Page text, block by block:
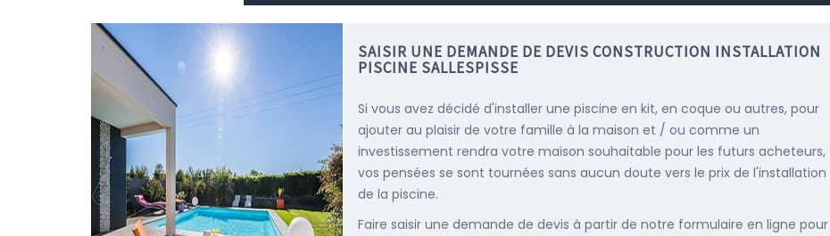
SAISIR UNE DEMANDE DE DEVIS CONSTRUCTION INSTALLATION
PISCINE SALLESPISSE
Si vous avez décidé d'installer une piscine en kit, en coque ou autres, pour
ajouter au plaisir de votre famille à la maison et / ou comme un
investissement rendra votre maison souhaitable pour les futurs acheteurs,
vos pensées se sont tournées sans aucun doute vers le prix de l'installation
de la piscine.
Faire saisir une demande de devis à partir de notre formulaire en ligne pour